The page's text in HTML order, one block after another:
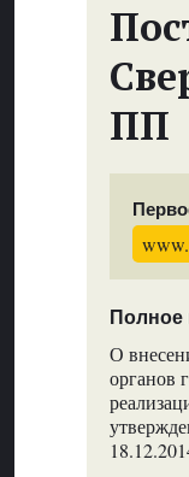
ПП
Полное
О
органов